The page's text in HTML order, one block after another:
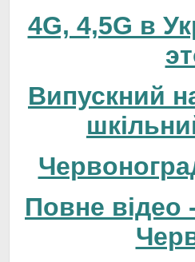
4G, 4,5G в
Випускний
Повне відео